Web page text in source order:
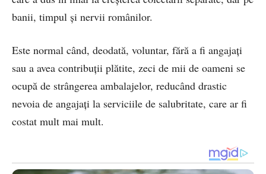
banii, timpul și nervii românilor.
Este normal când, deodată, voluntar, fără a fi angajați
sau a avea contribuții plătite, zeci de mii de oameni se
ocupă de strângerea ambalajelor, reducând drastic
nevoia de angajați la serviciile de salubritate, care ar fi
costat mult mai mult.